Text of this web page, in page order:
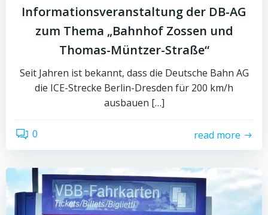
Informationsveranstaltung der DB-AG
zum Thema „Bahnhof Zossen und
Thomas-Müntzer-Straße“
Seit Jahren ist bekannt, dass die Deutsche Bahn AG
die ICE-Strecke Berlin-Dresden für 200 km/h
ausbauen […]
0 read more